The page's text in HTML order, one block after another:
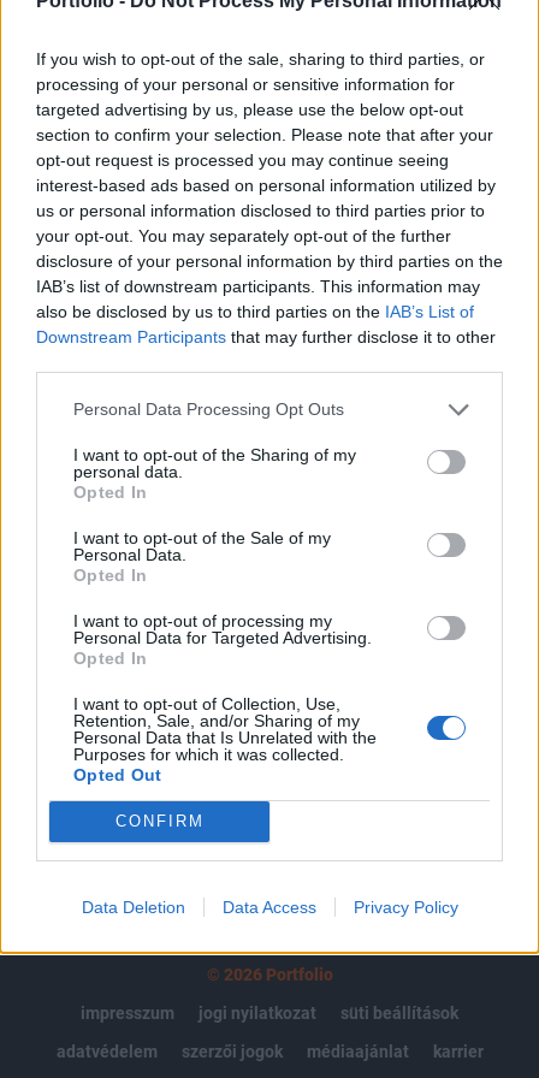
If you wish to opt-out of the sale, sharing to third parties, or
processing of your personal or sensitive information for
targeted advertising by us, please use the below opt-out
section to confirm your selection. Please note that after your
opt-out request is processed you may continue seeing
interest-based ads based on personal information utilized by
us or personal information disclosed to third parties prior to
your opt-out. You may separately opt-out of the further
disclosure of your personal information by third parties on the
IAB’s list of downstream participants. This information may
also be disclosed by us to third parties on the IAB’s List of
Downstream Participants that may further disclose it to other
Personal Data Processing Opt Outs
I want to opt-out of the Sharing of my
personal data.
Opted In
I want to opt-out of the Sale of my
Personal Data.
Opted In
I want to opt-out of processing my
Personal Data for Targeted Advertising.
Opted In
I want to opt-out of Collection, Use,
Retention, Sale, and/or Sharing of my
Personal Data that Is Unrelated with the
Purposes for which it was collected.
Opted Out
CONFIRM
Data Deletion Data Access Privacy Policy
KSH friss jelentése szerint. Az előző év
az előzetes adatok szerint.
A várakozásokat meghaladó volt az ipari termelés
bővülése januárban. A Reuters szerint az elemzők
előzetesen 4,7 százalékos éves ütemű bővülésre
számítottak, míg az előzetes adatok 6,1 százalékos
növekedést mutatnak. A 3,1%-os havi alapú növekedés jó
hír azok után, hogy tavaly az utolsó negyedév mindhárom
hónapjában zsugorodott a szektor. Ugyanakkor ebből
még...
KEDVES OLVASÓNK!
A keresett cikk a portfolio.hu hírarchívumához
tartozik, melynek olvasása előfizetéses
regisztrációhoz kötött.
Az előfizetés a következőket tartalmazza:
Portfolio.hu teljes cikkarchívum
kötéslistái
Előfizetés
MÁR ELŐFIZETŐNK VAGY?
© 2026 Portfolio
impresszum
jogi nyilatkozat
süti beállítások
adatvédelem
szerzői jogok médiaajánlat karrier